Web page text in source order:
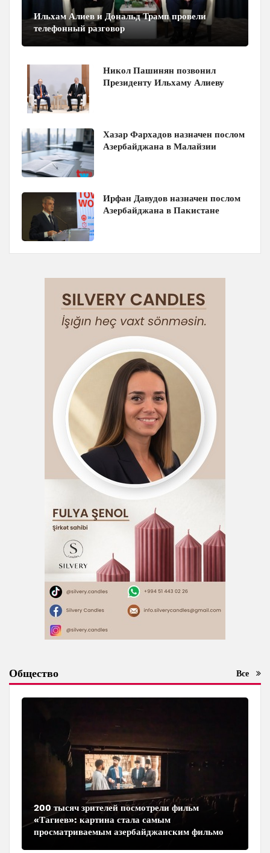
Ильхам Алиев и Дональд Трамп провели
телефонный разговор
Никол Пашинян позвонил
Президенту Ильхаму Алиеву
Хазар Фархадов назначен послом
Азербайджана в Малайзии
Ирфан Давудов назначен послом
Азербайджана в Пакистане
Общество Все
200 тысяч зрителей посмотрели фильм
«Тагиев»: картина стала самым
просматриваемым азербайджанским фильмом